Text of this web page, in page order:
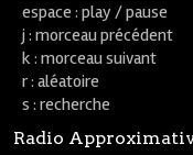
espace : play / pause
j : morceau précédent
k : morceau suivant
r : aléatoire
s : recherche
Radio